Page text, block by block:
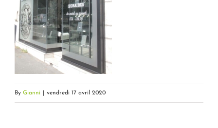
By Gianni vendredi 17 avril 2020